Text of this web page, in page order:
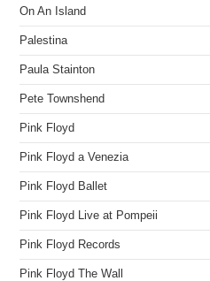
On An Island
Palestina
Paula Stainton
Pete Townshend
Pink Floyd
Pink Floyd a Venezia
Pink Floyd Ballet
Pink Floyd Live at Pompeii
Pink Floyd Records
Pink Floyd The Wall